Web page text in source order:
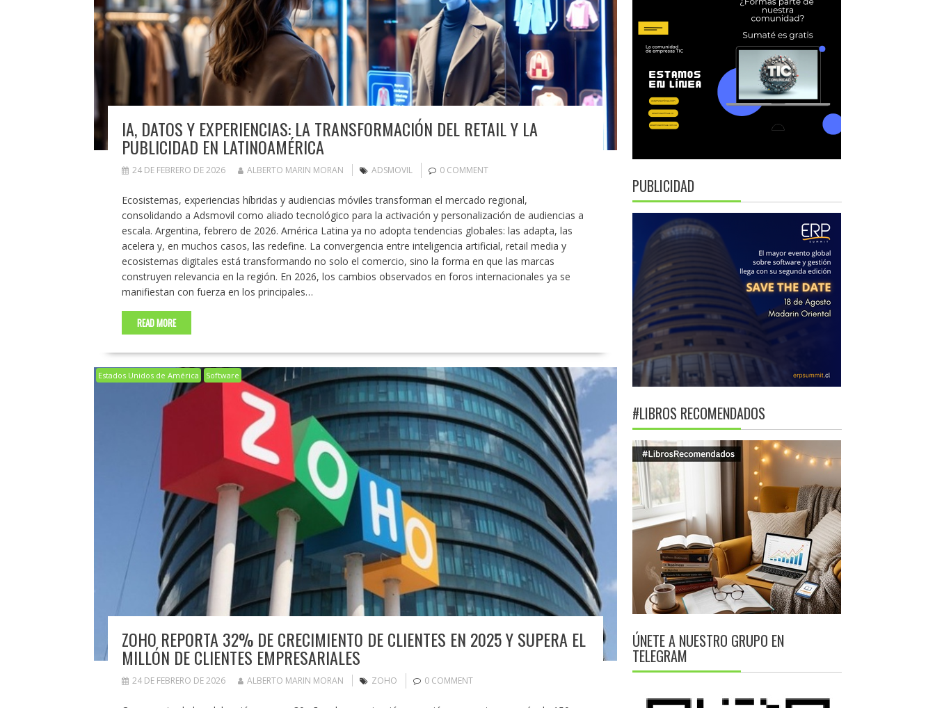
IA, DATOS Y EXPERIENCIAS: LA TRANSFORMACIÓN DEL RETAIL Y LA
PUBLICIDAD EN LATINOAMÉRICA
24 DE FEBRERO DE 2026 ALBERTO MARIN MORAN ADSMOVIL 0 COMMENT
Ecosistemas, experiencias híbridas y audiencias móviles transforman el mercado regional,
consolidando a Adsmovil como aliado tecnológico para la activación y personalización de audiencias a
escala. Argentina, febrero de 2026. América Latina ya no adopta tendencias globales: las adapta, las
acelera y, en muchos casos, las redefine. La convergencia entre inteligencia artificial, retail media y
ecosistemas digitales está transformando no solo el comercio, sino la forma en que las marcas
construyen relevancia en la región. En 2026, los cambios observados en foros internacionales ya se
manifiestan con fuerza en los principales…
READ MORE
Estados Unidos de América Software
ZOHO REPORTA 32% DE CRECIMIENTO DE CLIENTES EN 2025 Y SUPERA EL
MILLÓN DE CLIENTES EMPRESARIALES
24 DE FEBRERO DE 2026 ALBERTO MARIN MORAN ZOHO 0 COMMENT
PUBLICIDAD
#LIBROS RECOMENDADOS
ÚNETE A NUESTRO GRUPO EN
TELEGRAM